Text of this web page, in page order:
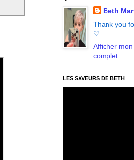
Beth
Thank you
♡
Afficher mon
complet
LES SAVEURS DE BETH